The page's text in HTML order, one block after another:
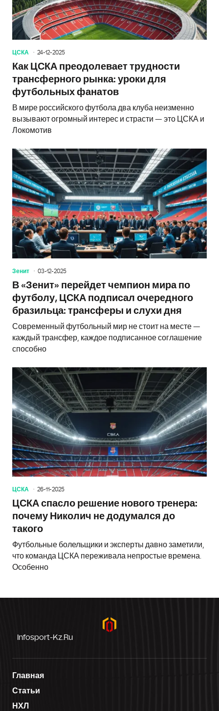
ЦСКА 24-12-2025
Как ЦСКА преодолевает трудности
трансферного рынка: уроки для
футбольных фанатов
В мире российского футбола два клуба неизменно
вызывают огромный интерес и страсти — это ЦСКА и
Локомотив
Зенит 03-12-2025
В «Зенит» перейдет чемпион мира по
футболу, ЦСКА подписал очередного
бразильца: трансферы и слухи дня
Современный футбольный мир не стоит на месте —
каждый трансфер, каждое подписанное соглашение
способно
ЦСКА 26-11-2025
ЦСКА спасло решение нового тренера:
почему Николич не додумался до
такого
Футбольные болельщики и эксперты давно заметили,
что команда ЦСКА переживала непростые времена.
Особенно
Infosport-Kz.ru
Главная
Статьи
НХЛ